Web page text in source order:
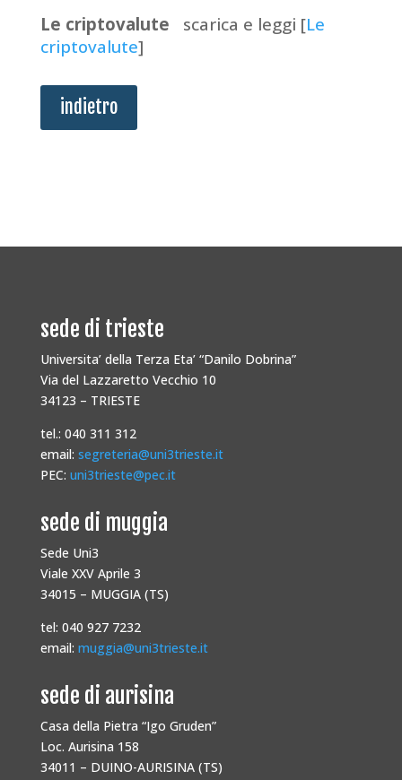
Le criptovalute scarica e leggi [Le
criptovalute]
indietro
sede di trieste
Universita’ della Terza Eta’ “Danilo Dobrina”
Via del Lazzaretto Vecchio 10
34123 – TRIESTE
tel.: 040 311 312
email: segreteria@uni3trieste.it
PEC: uni3trieste@pec.it
sede di muggia
Sede Uni3
Viale XXV Aprile 3
34015 – MUGGIA (TS)
tel: 040 927 7232
email: muggia@uni3trieste.it
sede di aurisina
Casa della Pietra “Igo Gruden”
Loc. Aurisina 158
34011 – DUINO-AURISINA (TS)